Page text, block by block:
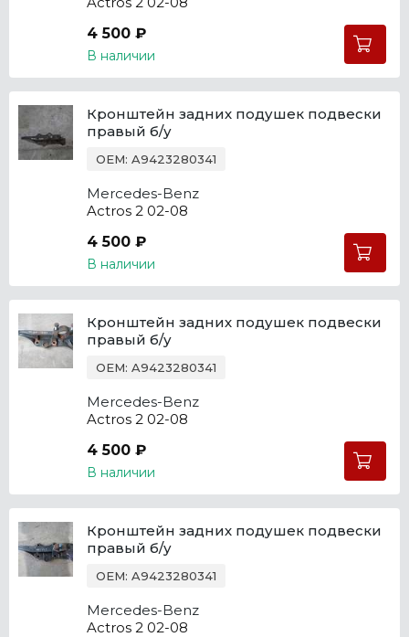
4 500 ₽
В наличии
Кронштейн задних подушек подвески
правый б/у
OEM: A9423280341
Mercedes-Benz
Actros 2 02-08
4 500 ₽
В наличии
Кронштейн задних подушек подвески
правый б/у
OEM: A9423280341
Mercedes-Benz
Actros 2 02-08
4 500 ₽
В наличии
Кронштейн задних подушек подвески
правый б/у
OEM: A9423280341
Mercedes-Benz
Actros 2 02-08